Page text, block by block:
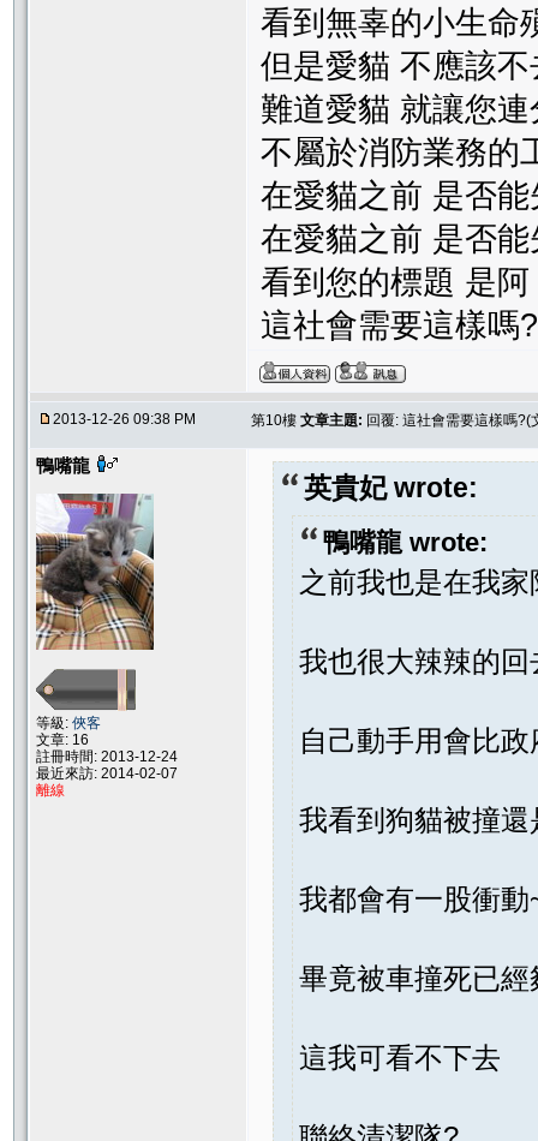
看到無辜的小生命
但是愛貓 不應該
難道愛貓 就讓您
不屬於消防業務的
在愛貓之前 是否
在愛貓之前 是否
看到您的標題 是
這社會需要這樣嗎
2013-12-26 09:38 PM 第10樓 文章主題: 回覆: 這社會需要這樣嗎?(
鴨嘴龍
等級: 俠客
文章: 16
註冊時間: 2013-12-24
最近來訪: 2014-02-07
離線
英貴妃 wrote:
鴨嘴龍 wrote:
之前我也是在我
我也很大辣辣的
自己動手用會比
我看到狗貓被撞還
我都會有一股衝動
畢竟被車撞死已
這我可看不下去